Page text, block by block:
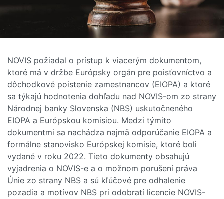
NOVIS požiadal o prístup k viacerým dokumentom,
ktoré má v držbe Európsky orgán pre poisťovníctvo a
dôchodkové poistenie zamestnancov (EIOPA) a ktoré
sa týkajú hodnotenia dohľadu nad NOVIS-om zo strany
Národnej banky Slovenska (NBS) uskutočneného
EIOPA a Európskou komisiou. Medzi týmito
dokumentmi sa nachádza najmä odporúčanie EIOPA a
formálne stanovisko Európskej komisie, ktoré boli
vydané v roku 2022. Tieto dokumenty obsahujú
vyjadrenia o NOVIS-e a o možnom porušení práva
Únie zo strany NBS a sú kľúčové pre odhalenie
pozadia a motívov NBS pri odobratí licencie NOVIS-